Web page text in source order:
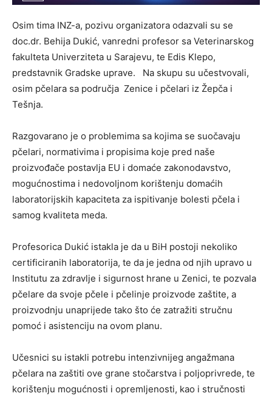
Osim tima INZ-a, pozivu organizatora odazvali su se
doc.dr. Behija Dukić, vanredni profesor sa Veterinarskog
fakulteta Univerziteta u Sarajevu, te Edis Klepo,
predstavnik Gradske uprave. Na skupu su učestvovali,
osim pčelara sa područja Zenice i pčelari iz Žepča i
Tešnja.
Razgovarano je o problemima sa kojima se suočavaju
pčelari, normativima i propisima koje pred naše
proizvođače postavlja EU i domaće zakonodavstvo,
mogućnostima i nedovoljnom korištenju domaćih
laboratorijskih kapaciteta za ispitivanje bolesti pčela i
samog kvaliteta meda.
Profesorica Dukić istakla je da u BiH postoji nekoliko
certificiranih laboratorija, te da je jedna od njih upravo u
Institutu za zdravlje i sigurnost hrane u Zenici, te pozvala
pčelare da svoje pčele i pčelinje proizvode zaštite, a
proizvodnju unaprijede tako što će zatražiti stručnu
pomoć i asistenciju na ovom planu.
Učesnici su istakli potrebu intenzivnijeg angažmana
pčelara na zaštiti ove grane stočarstva i poljoprivrede, te
korištenju mogućnosti i opremljenosti, kao i stručnosti